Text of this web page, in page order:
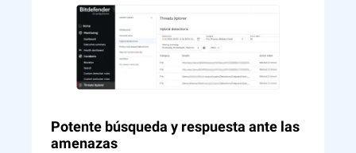
Potente búsqueda y respuesta ante las
amenazas